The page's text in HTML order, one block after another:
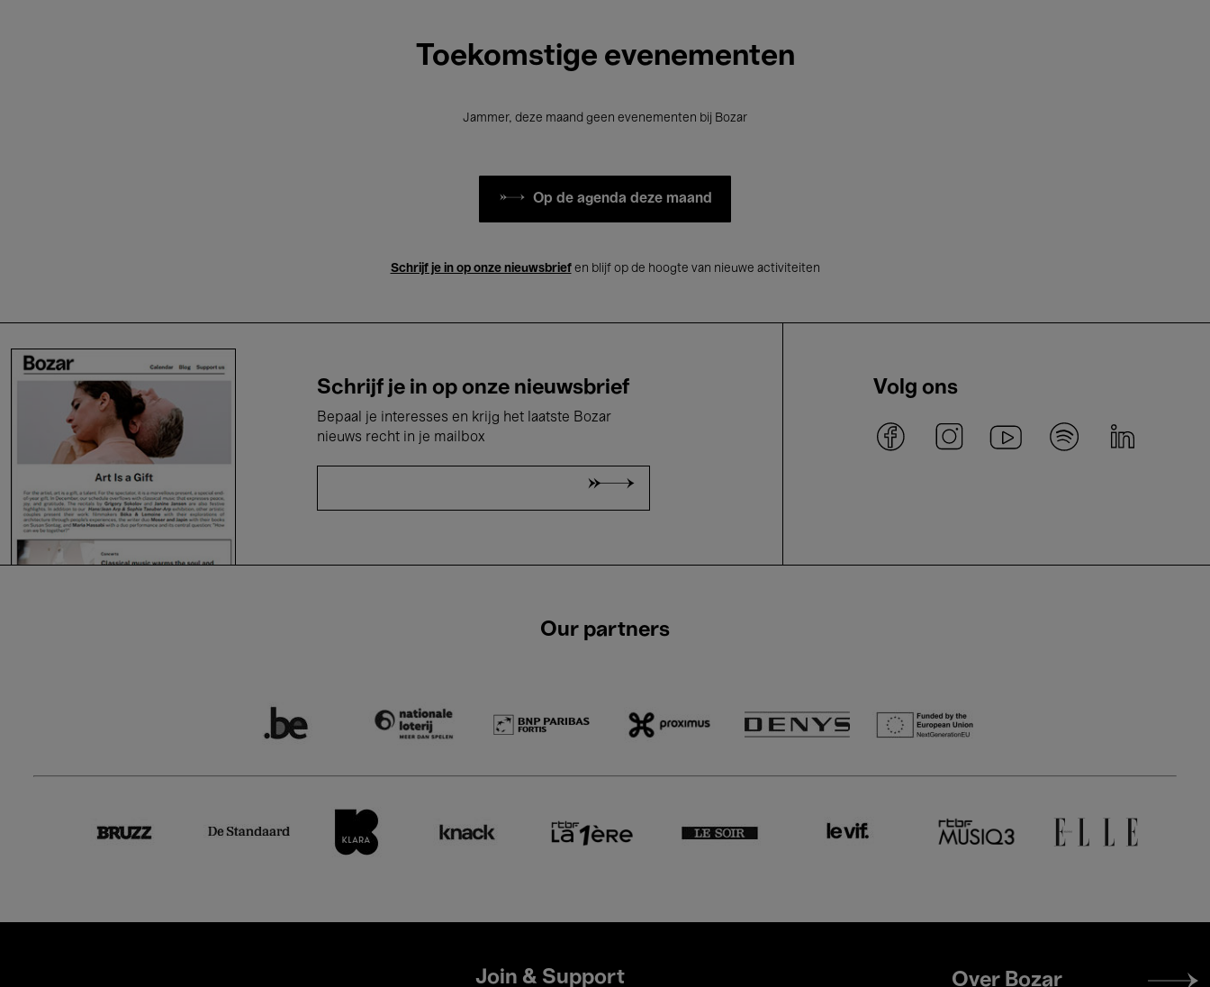
Toekomstige evenementen
Jammer, deze maand geen evenementen bij Bozar
Op de agenda deze maand
Schrijf je in op onze nieuwsbriefen blijf op de hoogte van nieuwe activiteiten
Schrijf je in op onze nieuwsbrief
Bepaal je interesses en krijg het laatste Bozar
nieuws recht in je mailbox
Volg ons
Our partners
Join & Support
Footer
Over Bozar